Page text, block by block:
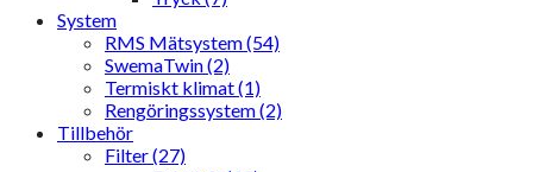
System
RMS Mätsystem (54)
SwemaTwin (2)
Termiskt klimat (1)
Rengöringssystem (2)
Tillbehör
Filter (27)